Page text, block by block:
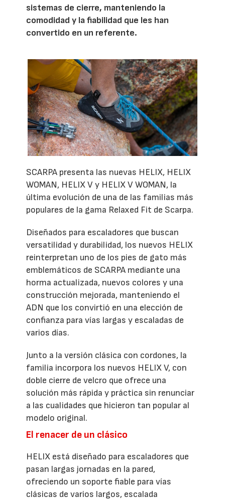
sistemas de cierre, manteniendo la
comodidad y la fiabilidad que les han
convertido en un referente.
SCARPA presenta las nuevas HELIX, HELIX
WOMAN, HELIX V y HELIX V WOMAN, la
última evolución de una de las familias más
populares de la gama Relaxed Fit de Scarpa.
Diseñados para escaladores que buscan
versatilidad y durabilidad, los nuevos HELIX
reinterpretan uno de los pies de gato más
emblemáticos de SCARPA mediante una
horma actualizada, nuevos colores y una
construcción mejorada, manteniendo el
ADN que los convirtió en una elección de
confianza para vías largas y escaladas de
varios días.
Junto a la versión clásica con cordones, la
familia incorpora los nuevos HELIX V, con
doble cierre de velcro que ofrece una
solución más rápida y práctica sin renunciar
a las cualidades que hicieron tan popular al
modelo original.
El renacer de un clásico
HELIX está diseñado para escaladores que
pasan largas jornadas en la pared,
ofreciendo un soporte fiable para vías
clásicas de varios largos, escalada